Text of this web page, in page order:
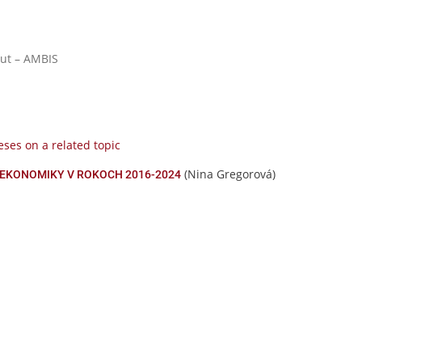
– AMBIS
on a related topic
V ROKOCH 2016-2024 (Nina Gregorová)